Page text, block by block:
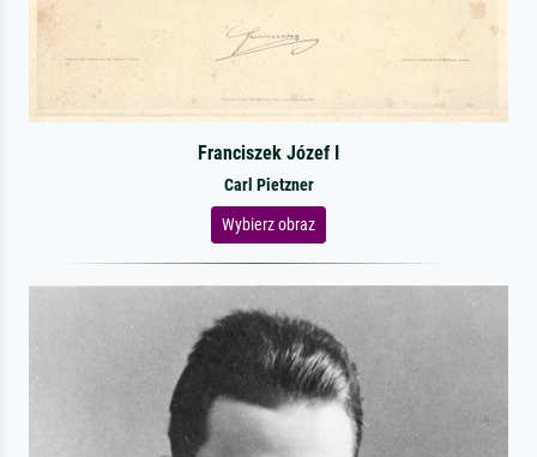
Franciszek Józef I
Carl Pietzner
Wybierz obraz